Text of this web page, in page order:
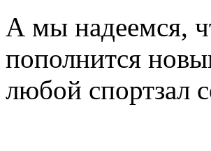
А мы надеемся,
пополнится
любой спортзал